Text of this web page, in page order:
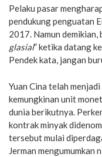
Pelaku pasar
pendukung penguatan
2017. Namun demikian,
glasial” ketika datang
Pendek kata, jangan
Yuan Cina telah
kemungkinan unit
dunia berikutnya.
kontrak minyak
tersebut mulai
Jerman mengumumkan